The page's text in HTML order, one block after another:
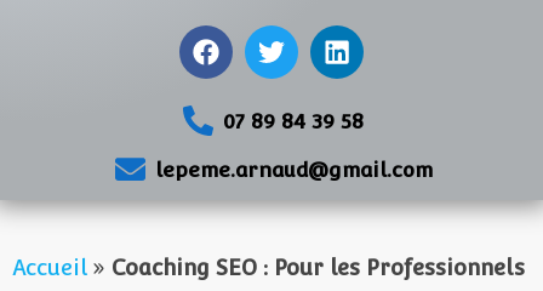
07 89 84 39 58
lepeme.arnaud@gmail.com
Accueil » Coaching SEO : Pour les Professionnels